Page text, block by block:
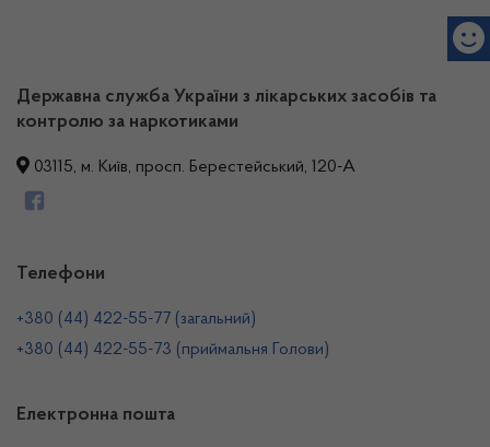
Державна служба України з лікарських засобів та
контролю за наркотиками
03115, м. Київ, просп. Берестейський, 120-А
Телефони
+380 (44) 422-55-77 (загальний)
+380 (44) 422-55-73 (приймальня Голови)
Електронна пошта